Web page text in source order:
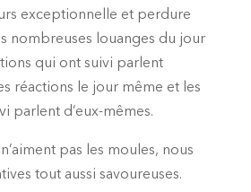
exceptionnelle et perdure
nombreuses louanges du jour
qui ont suivi parlent
réactions le jour même et les
parlent d’eux-mêmes.
pas les moules, nous
tout aussi savoureuses.